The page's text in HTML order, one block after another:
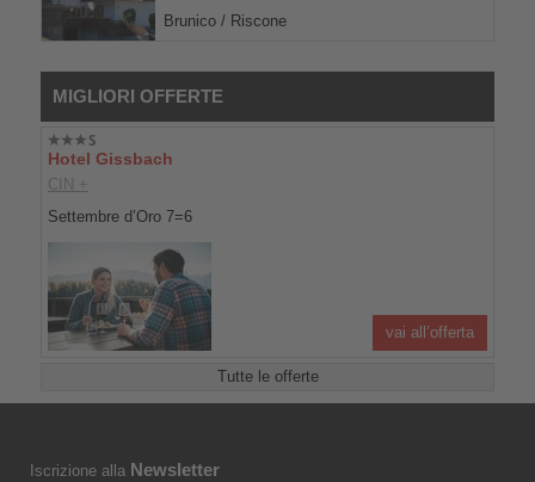
Brunico / Riscone
MIGLIORI OFFERTE
Hotel Gissbach
CIN +
Settembre d’Oro 7=6
vai all’offerta
Tutte le offerte
Iscrizione alla Newsletter